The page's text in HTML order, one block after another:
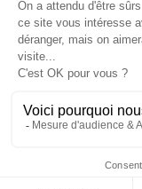
Je suis déjà